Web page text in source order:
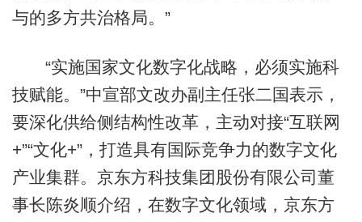
与的多方共治格局。”
“实施国家文化数字化战略，必须实施科
技赋能。”中宣部文改办副主任张二国表示，
要深化供给侧结构性改革，主动对接“互联网
+”“文化+”，打造具有国际竞争力的数字文化
产业集群。京东方科技集团股份有限公司董
事长陈炎顺介绍，在数字文化领域，京东方